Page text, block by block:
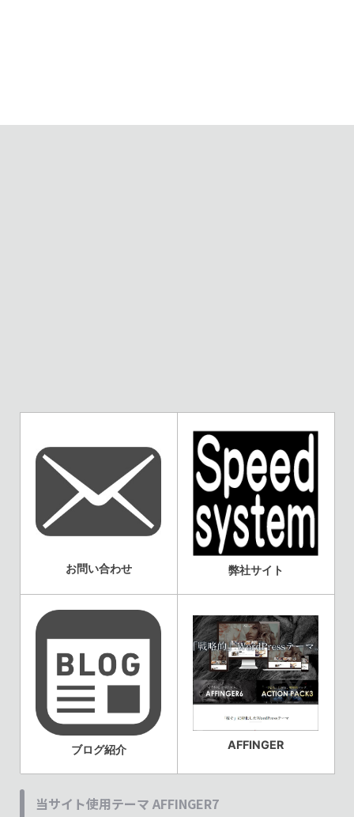
お問い合わせ 弊社サイト
ブログ紹介 AFFINGER
当サイト使用テーマ AFFINGER7